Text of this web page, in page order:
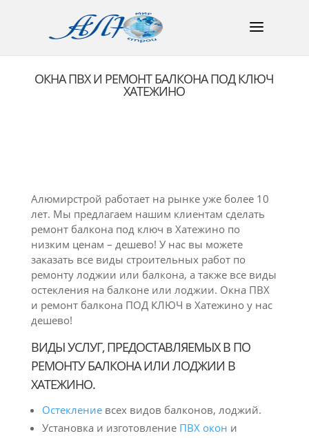
ОКНА ПВХ И РЕМОНТ БАЛКОНА ПОД КЛЮЧ
ХАТЕЖИНО
Алюмирстрой работает на рынке уже более 10
лет. Мы предлагаем нашим клиентам сделать
ремонт балкона под ключ в Хатежино по
низким ценам – дешево! У нас вы можете
заказать все виды строительных работ по
ремонту лоджии или балкона, а также все виды
остекления на балконе или лоджии. Окна ПВХ
и ремонт балкона ПОД КЛЮЧ в Хатежино у нас
дешево!
ВИДЫ УСЛУГ, ПРЕДОСТАВЛЯЕМЫХ В ПО
РЕМОНТУ БАЛКОНА ИЛИ ЛОДЖИИ В
ХАТЕЖИНО.
Остеклениевсех видов балконов, лоджий.
Установка и изготовление ПВХ окон и